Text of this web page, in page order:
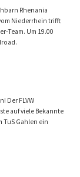
Rhenania
Niederrhein trifft
Team. Um 19.00
Der FLVW
auf viele Bekannte
TuS Gahlen ein